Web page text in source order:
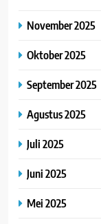
November 2025
Oktober 2025
September 2025
Agustus 2025
Juli 2025
Juni 2025
Mei 2025